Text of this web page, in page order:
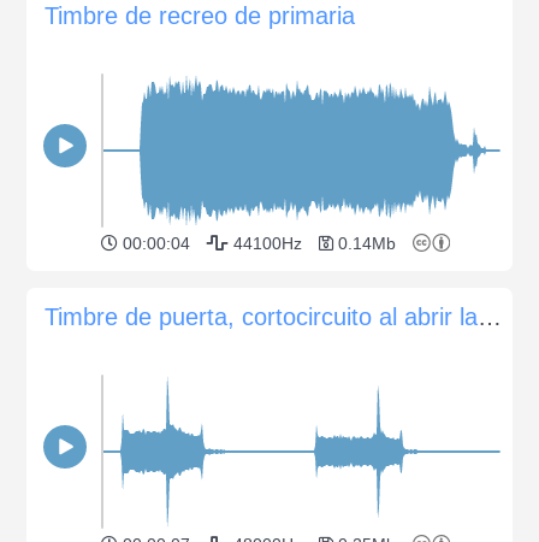
Timbre de recreo de primaria
00:00:04 44100Hz 0.14Mb
Timbre de puerta, cortocircuito al abrir la puerta